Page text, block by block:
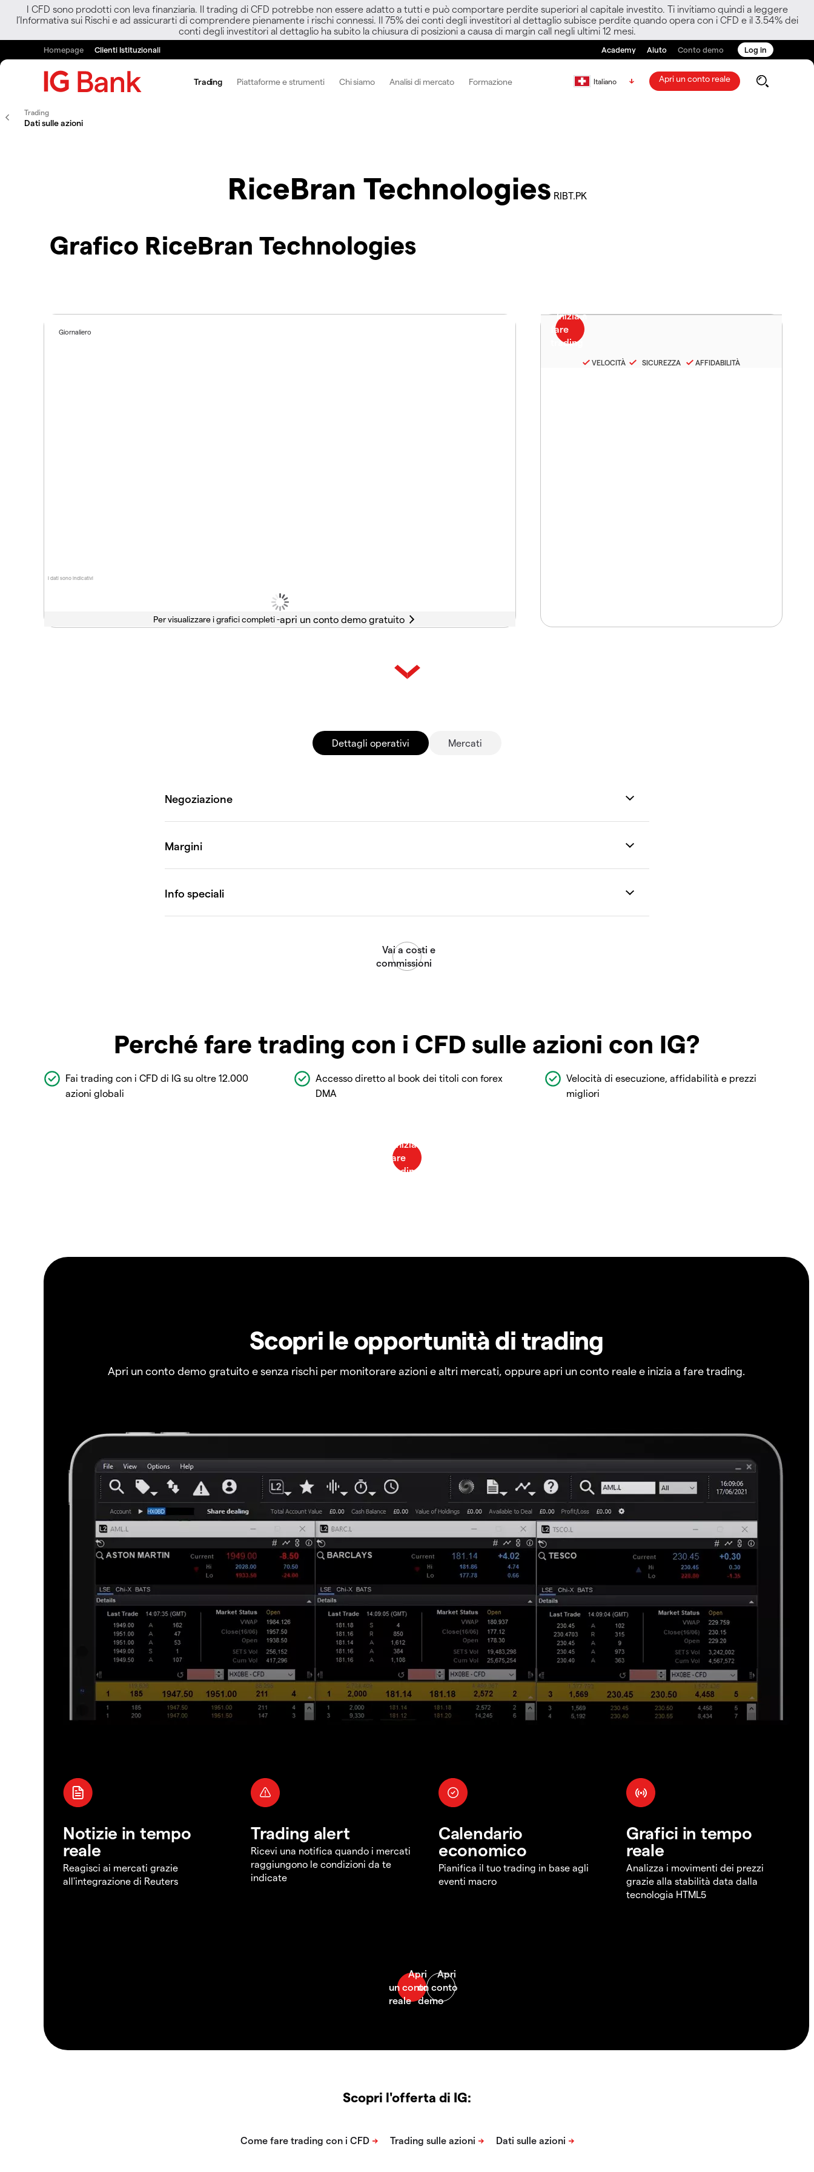
I CFD sono prodotti con leva finanziaria. Il trading di CFD potrebbe non essere adatto a tutti e può comportare perdite superiori al capitale investito. Ti invitiamo quindi a leggere
l’Informativa sui Rischi e ad assicurarti di comprendere pienamente i rischi connessi. Il 75% dei conti degli investitori al dettaglio subisce perdite quando opera con i CFD e il 3.54% dei
conti degli investitori al dettaglio ha subito la chiusura di posizioni a causa di margin call negli ultimi 12 mesi.
Homepage Clienti Istituzionali Academy Aiuto Conto demo Log in
Trading Piattaforme e strumenti Chi siamo Analisi di mercato Formazione Italiano Apri un conto reale
Trading
Dati sulle azioni
RiceBran Technologies RIBT.PK
Grafico RiceBran Technologies
I dati sono indicativi
Giornaliero
Per visualizzare i grafici completi -
VELOCITÀ SICUREZZA AFFIDABILITÀ
Dettagli operativi Mercati
Perché fare trading con i CFD sulle azioni con IG?
Fai trading con i CFD di IG su oltre 12.000
azioni globali
Accesso diretto al book dei titoli con forex
DMA
Velocità di esecuzione, affidabilità e prezzi
migliori
Scopri le opportunità di trading
Apri un conto demo gratuito e senza rischi per monitorare azioni e altri mercati, oppure apri un conto reale e inizia a fare trading.
Notizie in tempo
reale
Reagisci ai mercati grazie
all'integrazione di Reuters
Trading alert
Ricevi una notifica quando i mercati
raggiungono le condizioni da te
indicate
Calendario
economico
Pianifica il tuo trading in base agli
eventi macro
Grafici in tempo
reale
Analizza i movimenti dei prezzi
grazie alla stabilità data dalla
tecnologia HTML5
Scopri l'offerta di IG: